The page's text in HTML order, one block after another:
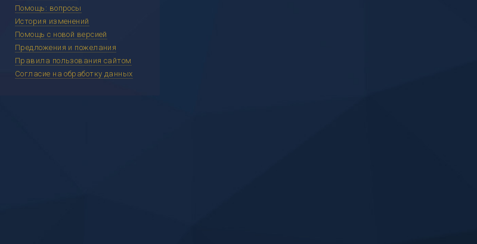
Помощь: вопросы
История изменений
Помощь с новой версией
Предложения и пожелания
Правила пользования сайтом
Согласие на обработку данных